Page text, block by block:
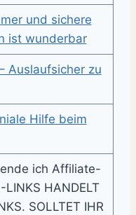
und sichere
ist wunderbar
Auslaufsicher zu
Hilfe beim
ich Affiliate-
HANDELT
SOLLTET IHR